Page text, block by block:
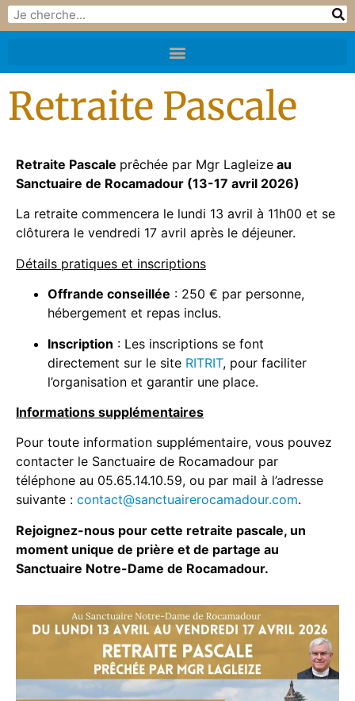
Retraite Pascale
Retraite Pascale prêchée par Mgr Lagleize au
Sanctuaire de Rocamadour (13-17 avril 2026)
La retraite commencera le lundi 13 avril à 11h00 et se
clôturera le vendredi 17 avril après le déjeuner.
Détails pratiques et inscriptions
Offrande conseillée : 250 € par personne,
hébergement et repas inclus.
Inscription : Les inscriptions se font
directement sur le site RITRIT, pour faciliter
l’organisation et garantir une place.
Informations supplémentaires
Pour toute information supplémentaire, vous pouvez
contacter le Sanctuaire de Rocamadour par
téléphone au 05.65.14.10.59, ou par mail à l’adresse
suivante : contact@sanctuairerocamadour.com.
Rejoignez-nous pour cette retraite pascale, un
moment unique de prière et de partage au
Sanctuaire Notre-Dame de Rocamadour.